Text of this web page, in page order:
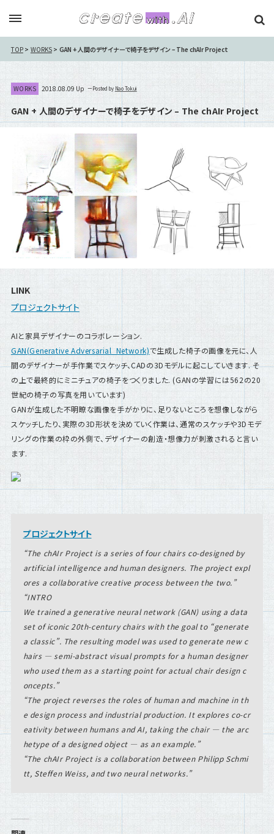
TOP WORKS GAN + 人間のデザイナーで椅子をデザイン – The chAIr Project
WORKS 2018.08.09 Up Posted by Nao Tokui
GAN + 人間のデザイナーで椅子をデザイン – The chAIr Project
LINK
プロジェクトサイト
AIと家具デザイナーのコラボレーション.
GAN(Generative Adversarial Network)で生成した椅子の画像を元に、人
間のデザイナーが手作業でスケッチ、CADの3Dモデルに起こしていきます. そ
の上で最終的にミニチュアの椅子をつくりました. (GANの学習には562の20
世紀の椅子の写真を用いています)
GANが生成した不明瞭な画像を手がかりに、足りないところを想像しながら
スケッチしたり、実際の3D形状を決めていく作業は、通常のスケッチや3Dモデ
リングの作業の枠の外側で、デザイナーの創造・想像力が刺激されると言い
ます.
プロジェクトサイト
The chAIr Project is a series of four chairs co-designed by
artificial intelligence and human designers. The project expl
ores a collaborative creative process between the two.
INTRO
We trained a generative neural network (GAN) using a data
set of iconic 20th-century chairs with the goal to “generate
a classic”. The resulting model was used to generate new c
hairs — semi-abstract visual prompts for a human designer
who used them as a starting point for actual chair design c
oncepts.
The project reverses the roles of human and machine in th
e design process and industrial production. It explores co-cr
eativity between humans and AI, taking the chair — the arc
hetype of a designed object — as an example.
The chAIr Project is a collaboration between Philipp Schmi
tt, Steffen Weiss, and two neural networks.